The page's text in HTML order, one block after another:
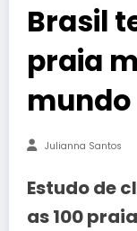
Brasil
praia
mundo
Julianna Santos
Estudo de
as 100